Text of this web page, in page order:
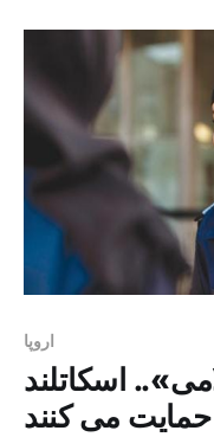
نماینده باراک اوباما در
اروپا
اسکاتلند
حمایت می کنند